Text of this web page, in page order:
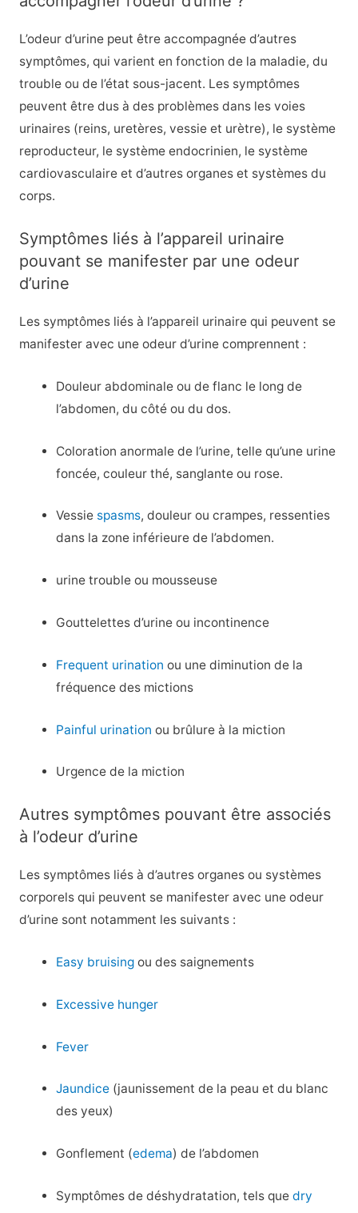
L’odeur d’urine peut être accompagnée d’autres
symptômes, qui varient en fonction de la maladie, du
trouble ou de l’état sous-jacent. Les symptômes
peuvent être dus à des problèmes dans les voies
urinaires (reins, uretères, vessie et urètre), le système
reproducteur, le système endocrinien, le système
cardiovasculaire et d’autres organes et systèmes du
corps.
Symptômes liés à l’appareil urinaire
pouvant se manifester par une odeur
d’urine
Les symptômes liés à l’appareil urinaire qui peuvent se
manifester avec une odeur d’urine comprennent :
Douleur abdominale ou de flanc le long de
l’abdomen, du côté ou du dos.
Coloration anormale de l’urine, telle qu’une urine
foncée, couleur thé, sanglante ou rose.
Vessie spasms, douleur ou crampes, ressenties
dans la zone inférieure de l’abdomen.
urine trouble ou mousseuse
Gouttelettes d’urine ou incontinence
Frequent urination ou une diminution de la
fréquence des mictions
Painful urination ou brûlure à la miction
Urgence de la miction
Autres symptômes pouvant être associés
à l’odeur d’urine
Les symptômes liés à d’autres organes ou systèmes
corporels qui peuvent se manifester avec une odeur
d’urine sont notamment les suivants :
Easy bruising ou des saignements
Excessive hunger
Fever
Jaundice (jaunissement de la peau et du blanc
des yeux)
Gonflement (edema) de l’abdomen
Symptômes de déshydratation, tels quedry